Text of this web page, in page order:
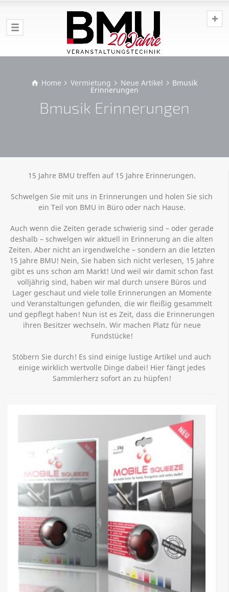
Home Vermietung Neue Artikel Bmusik
Erinnerungen
Bmusik Erinnerungen
15 Jahre BMU treffen auf 15 Jahre Erinnerungen.
Schwelgen Sie mit uns in Erinnerungen und holen Sie sich
ein Teil von BMU in Büro oder nach Hause.
Auch wenn die Zeiten gerade schwierig sind – oder gerade
deshalb – schwelgen wir aktuell in Erinnerung an die alten
Zeiten. Aber nicht an irgendwelche – sondern an die letzten
15 Jahre BMU! Nein, Sie haben sich nicht verlesen, 15 Jahre
gibt es uns schon am Markt! Und weil wir damit schon fast
volljährig sind, haben wir mal durch unsere Büros und
Lager geschaut und viele tolle Erinnerungen an Momente
und Veranstaltungen gefunden, die wir fleißig gesammelt
und gepflegt haben! Nun ist es Zeit, dass die Erinnerungen
ihren Besitzer wechseln. Wir machen Platz für neue
Fundstücke!
Stöbern Sie durch! Es sind einige lustige Artikel und auch
einige wirklich wertvolle Dinge dabei! Hier fängt jedes
Sammlerherz sofort an zu hüpfen!